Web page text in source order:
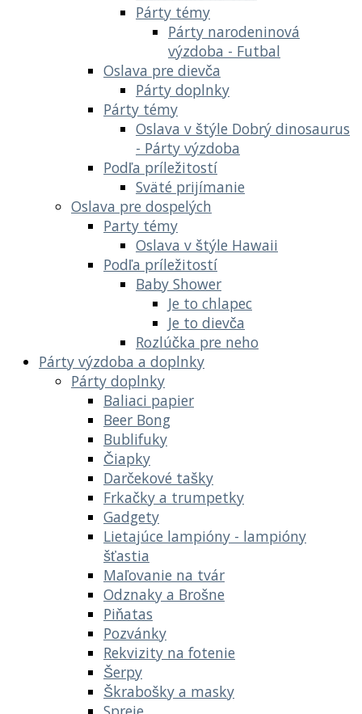
Párty témy
Párty narodeninová
výzdoba - Futbal
Oslava pre dievča
Párty doplnky
Párty témy
Oslava v štýle Dobrý dinosaurus
- Párty výzdoba
Podľa príležitostí
Sväté prijímanie
Oslava pre dospelých
Party témy
Oslava v štýle Hawaii
Podľa príležitostí
Baby Shower
Je to chlapec
Je to dievča
Rozlúčka pre neho
Párty výzdoba a doplnky
Párty doplnky
Baliaci papier
Beer Bong
Bublifuky
Čiapky
Darčekové tašky
Frkačky a trumpetky
Gadgety
Lietajúce lampióny - lampióny
šťastia
Maľovanie na tvár
Odznaky a Brošne
Piňatas
Pozvánky
Rekvizity na fotenie
Šerpy
Škrabošky a masky